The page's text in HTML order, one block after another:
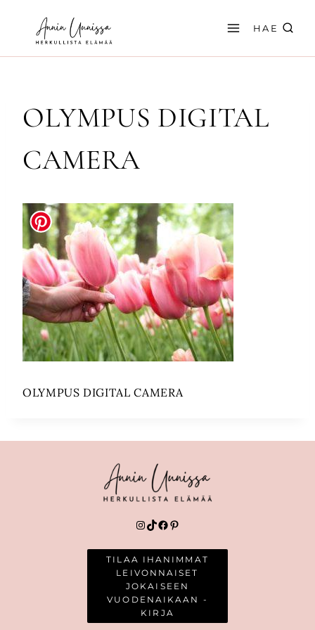
sisältöön
HAE
OLYMPUS DIGITAL
CAMERA
OLYMPUS DIGITAL CAMERA
Instagram
TikTok
Facebook
Pinterest
TILAA IHANIMMAT
LEIVONNAISET
JOKAISEEN
VUODENAIKAAN -
KIRJA